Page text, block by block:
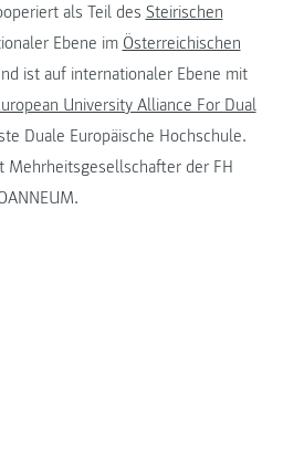
als Teil des Steirischen
Ebene im Österreichischen
ist auf internationaler Ebene mit
University Alliance For Dual
Duale Europäische Hochschule.
Mehrheitsgesellschafter der FH